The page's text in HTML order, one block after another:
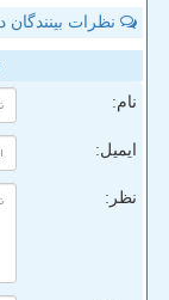
نظرات
نام:
ایمیل:
نظر: